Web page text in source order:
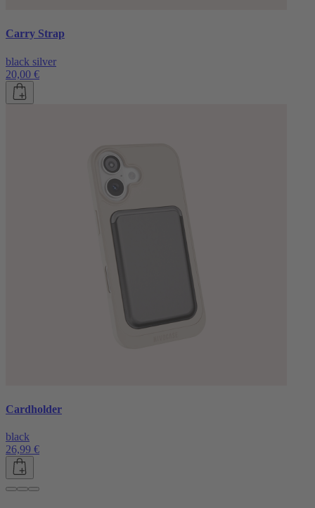
Carry Strap
black silver
20,00 €
Cardholder
black
26,99 €